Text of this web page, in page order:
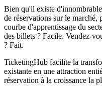
Bien qu'il existe
de réservations sur le
courbe d'apprentissage du
des billets ? Facile. Vendez-
? Fait.
TicketingHub facilite la
existante en une attraction
réservation à la croissance la